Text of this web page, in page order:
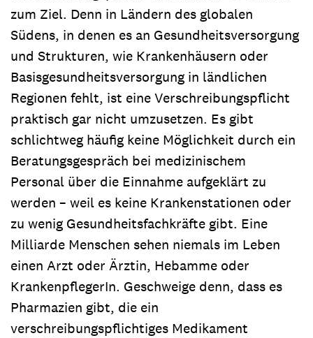
zum Ziel. Denn in Ländern des globalen
Südens, in denen es an Gesundheitsversorgung
und Strukturen, wie Krankenhäusern oder
Basisgesundheitsversorgung in ländlichen
Regionen fehlt, ist eine Verschreibungspflicht
praktisch gar nicht umzusetzen. Es gibt
schlichtweg häufig keine Möglichkeit durch ein
Beratungsgespräch bei medizinischem
Personal über die Einnahme aufgeklärt zu
werden – weil es keine Krankenstationen oder
zu wenig Gesundheitsfachkräfte gibt. Eine
Milliarde Menschen sehen niemals im Leben
einen Arzt oder Ärztin, Hebamme oder
KrankenpflegerIn. Geschweige denn, dass es
Pharmazien gibt, die ein
verschreibungspflichtiges Medikament